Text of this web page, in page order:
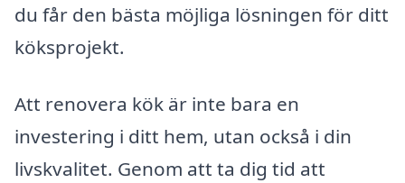
du får den bästa möjliga lösningen för ditt
köksprojekt.
Att renovera kök är inte bara en
investering i ditt hem, utan också i din
livskvalitet. Genom att ta dig tid att